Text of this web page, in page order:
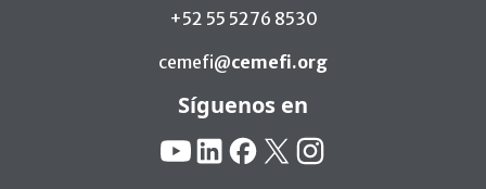
+52 55 5276 8530
cemefi@cemefi.org
Síguenos en
YouTube
LinkedinFacebook
X Instagram